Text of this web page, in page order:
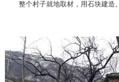
整个村子就地取材，用石块建造。